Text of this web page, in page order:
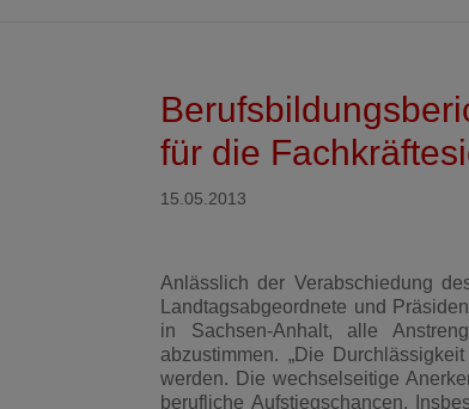
für die
15.05.2013
Anlässlich der Verabschiedung
Landtagsabgeordnete und
in Sachsen-Anhalt, alle
abzustimmen. „Die
werden. Die wechselseitige
berufliche Aufstiegschancen.